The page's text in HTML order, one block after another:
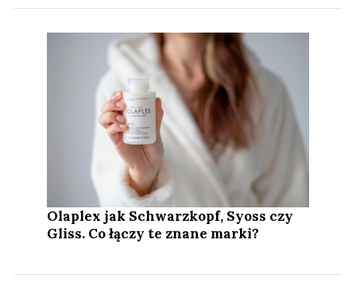
Olaplex jak Schwarzkopf, Syoss czy
Gliss. Co łączy te znane marki?